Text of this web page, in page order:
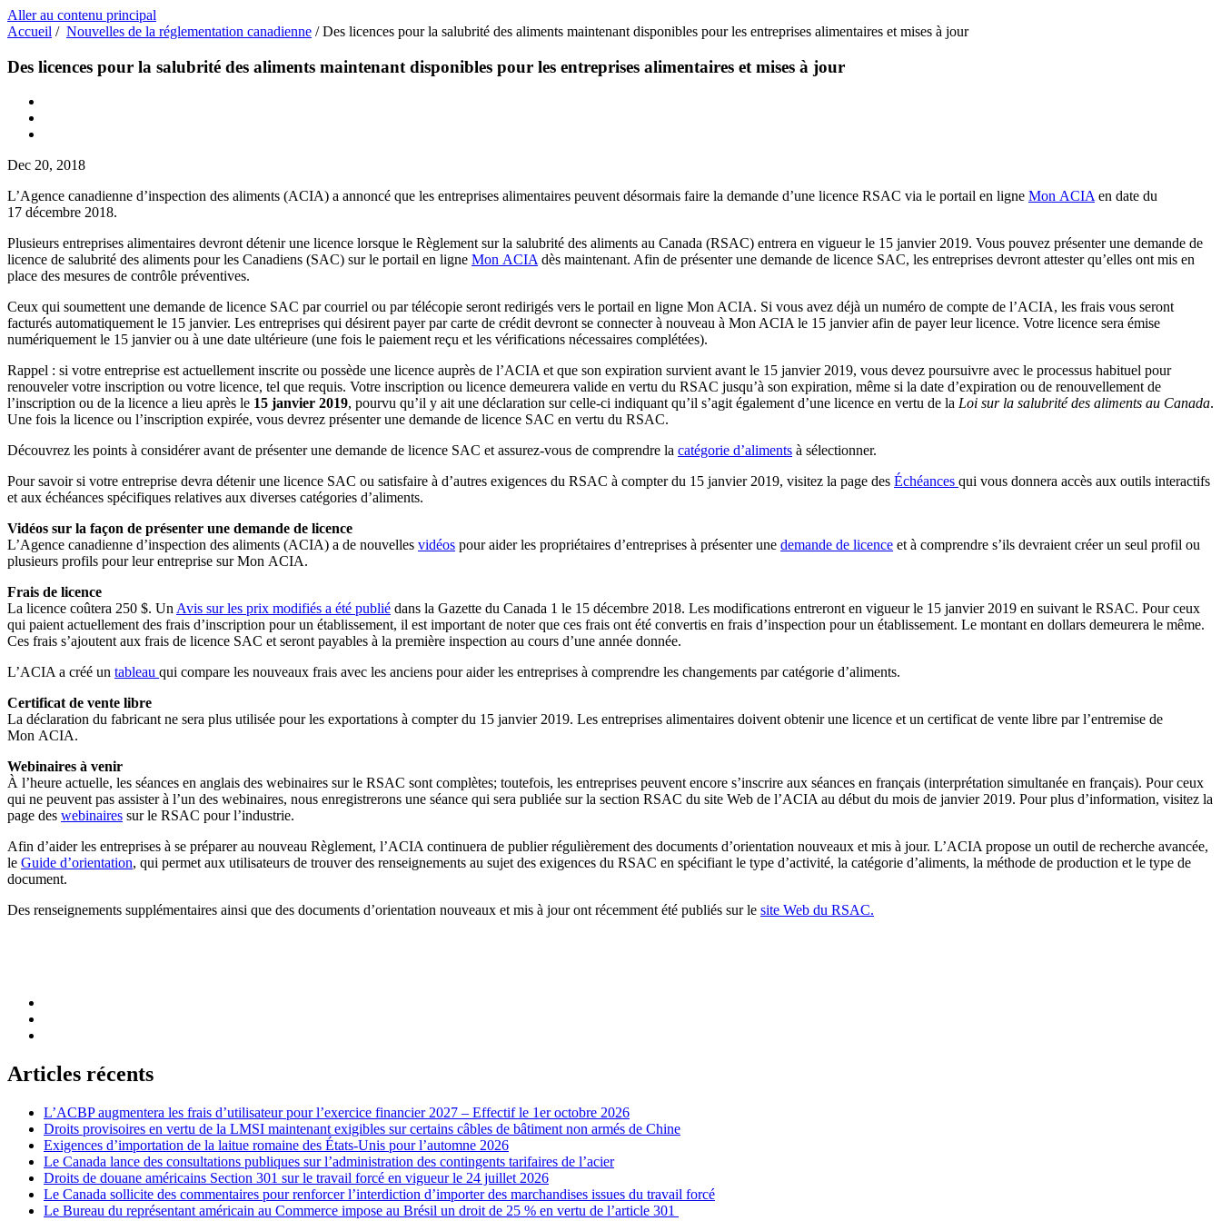
Aller au contenu principal
Accueil / Nouvelles de la réglementation canadienne /Des licences pour la salubrité des aliments maintenant disponibles pour les entreprises alimentaires et mises à jour
Des licences pour la salubrité des aliments maintenant disponibles pour les entreprises alimentaires et mises à jour
Dec 20, 2018
L’Agence canadienne d’inspection des aliments (ACIA) a annoncé que les entreprises alimentaires peuvent désormais faire la demande d’une licence RSAC via le portail en ligne Mon ACIAen date du
17 décembre 2018.
Plusieurs entreprises alimentaires devront détenir une licence lorsque le Règlement sur la salubrité des aliments au Canada (RSAC) entrera en vigueur le 15 janvier 2019. Vous pouvez présenter une demande de
licence de salubrité des aliments pour les Canadiens (SAC) sur le portail en ligne Mon ACIAdès maintenant. Afin de présenter une demande de licence SAC, les entreprises devront attester qu’elles ont mis en
place des mesures de contrôle préventives.
Ceux qui soumettent une demande de licence SAC par courriel ou par télécopie seront redirigés vers le portail en ligne Mon ACIA. Si vous avez déjà un numéro de compte de l’ACIA, les frais vous seront
facturés automatiquement le 15 janvier. Les entreprises qui désirent payer par carte de crédit devront se connecter à nouveau à Mon ACIA le 15 janvier afin de payer leur licence. Votre licence sera émise
numériquement le 15 janvier ou à une date ultérieure (une fois le paiement reçu et les vérifications nécessaires complétées).
Rappel : si votre entreprise est actuellement inscrite ou possède une licence auprès de l’ACIA et que son expiration survient avant le 15 janvier 2019, vous devez poursuivre avec le processus habituel pour
renouveler votre inscription ou votre licence, tel que requis. Votre inscription ou licence demeurera valide en vertu du RSAC jusqu’à son expiration, même si la date d’expiration ou de renouvellement de
l’inscription ou de la licence a lieu après le 15 janvier 2019, pourvu qu’il y ait une déclaration sur celle-ci indiquant qu’il s’agit également d’une licence en vertu de la Loi sur la salubrité des aliments au Canada.
Une fois la licence ou l’inscription expirée, vous devrez présenter une demande de licence SAC en vertu du RSAC.
Découvrez les points à considérer avant de présenter une demande de licence SAC et assurez-vous de comprendre la catégorie d’aliments à sélectionner.
Pour savoir si votre entreprise devra détenir une licence SAC ou satisfaire à d’autres exigences du RSAC à compter du 15 janvier 2019, visitez la page des Échéances qui vous donnera accès aux outils interactifs
et aux échéances spécifiques relatives aux diverses catégories d’aliments.
Vidéos sur la façon de présenter une demande de licence
L’Agence canadienne d’inspection des aliments (ACIA) a de nouvelles vidéos pour aider les propriétaires d’entreprises à présenter une demande de licence et à comprendre s’ils devraient créer un seul profil ou
plusieurs profils pour leur entreprise sur Mon ACIA.
Frais de licence
La licence coûtera 250 $. UnAvis sur les prix modifiés a été publié dans la Gazette du Canada 1 le 15 décembre 2018. Les modifications entreront en vigueur le 15 janvier 2019 en suivant le RSAC. Pour ceux
qui paient actuellement des frais d’inscription pour un établissement, il est important de noter que ces frais ont été convertis en frais d’inspection pour un établissement. Le montant en dollars demeurera le même.
Ces frais s’ajoutent aux frais de licence SAC et seront payables à la première inspection au cours d’une année donnée.
L’ACIA a créé un tableau qui compare les nouveaux frais avec les anciens pour aider les entreprises à comprendre les changements par catégorie d’aliments.
Certificat de vente libre
La déclaration du fabricant ne sera plus utilisée pour les exportations à compter du 15 janvier 2019. Les entreprises alimentaires doivent obtenir une licence et un certificat de vente libre par l’entremise de
Mon ACIA.
Webinaires à venir
À l’heure actuelle, les séances en anglais des webinaires sur le RSAC sont complètes; toutefois, les entreprises peuvent encore s’inscrire aux séances en français (interprétation simultanée en français). Pour ceux
qui ne peuvent pas assister à l’un des webinaires, nous enregistrerons une séance qui sera publiée sur la section RSAC du site Web de l’ACIA au début du mois de janvier 2019. Pour plus d’information, visitez la
page des webinaires sur le RSAC pour l’industrie.
Afin d’aider les entreprises à se préparer au nouveau Règlement, l’ACIA continuera de publier régulièrement des documents d’orientation nouveaux et mis à jour. L’ACIA propose un outil de recherche avancée,
le Guide d’orientation, qui permet aux utilisateurs de trouver des renseignements au sujet des exigences du RSAC en spécifiant le type d’activité, la catégorie d’aliments, la méthode de production et le type de
document.
Des renseignements supplémentaires ainsi que des documents d’orientation nouveaux et mis à jour ont récemment été publiés sur le site Web du RSAC.
Articles récents
L’ACBP augmentera les frais d’utilisateur pour l’exercice financier 2027 – Effectif le 1er octobre 2026
Droits provisoires en vertu de la LMSI maintenant exigibles sur certains câbles de bâtiment non armés de Chine
Exigences d’importation de la laitue romaine des États-Unis pour l’automne 2026
Le Canada lance des consultations publiques sur l’administration des contingents tarifaires de l’acier
Droits de douane américains Section 301 sur le travail forcé en vigueur le 24 juillet 2026
Le Canada sollicite des commentaires pour renforcer l’interdiction d’importer des marchandises issues du travail forcé
Le Bureau du représentant américain au Commerce impose au Brésil un droit de 25 % en vertu de l’article 301